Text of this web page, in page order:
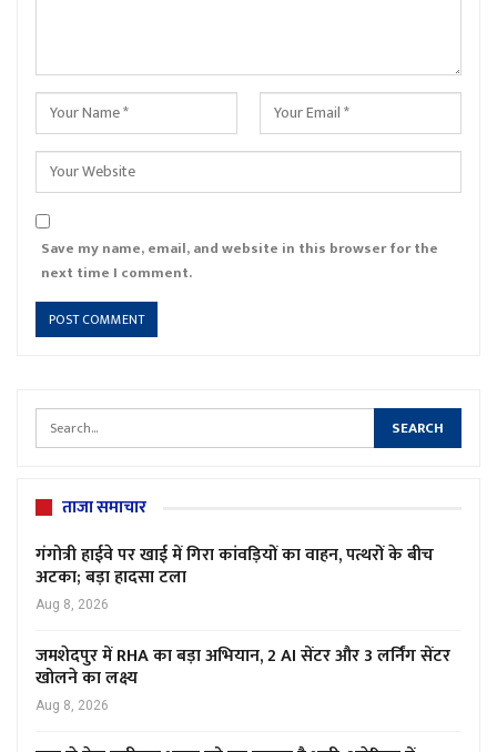
Save my name, email, and website in this browser for the
next time I comment.
ताजा समाचार
गंगोत्री हाईवे पर खाई में गिरा कांवड़ियों का वाहन, पत्थरों के बीच
अटका; बड़ा हादसा टला
Aug 8, 2026
जमशेदपुर में RHA का बड़ा अभियान, 2 AI सेंटर और 3 लर्निंग सेंटर
खोलने का लक्ष्य
Aug 8, 2026